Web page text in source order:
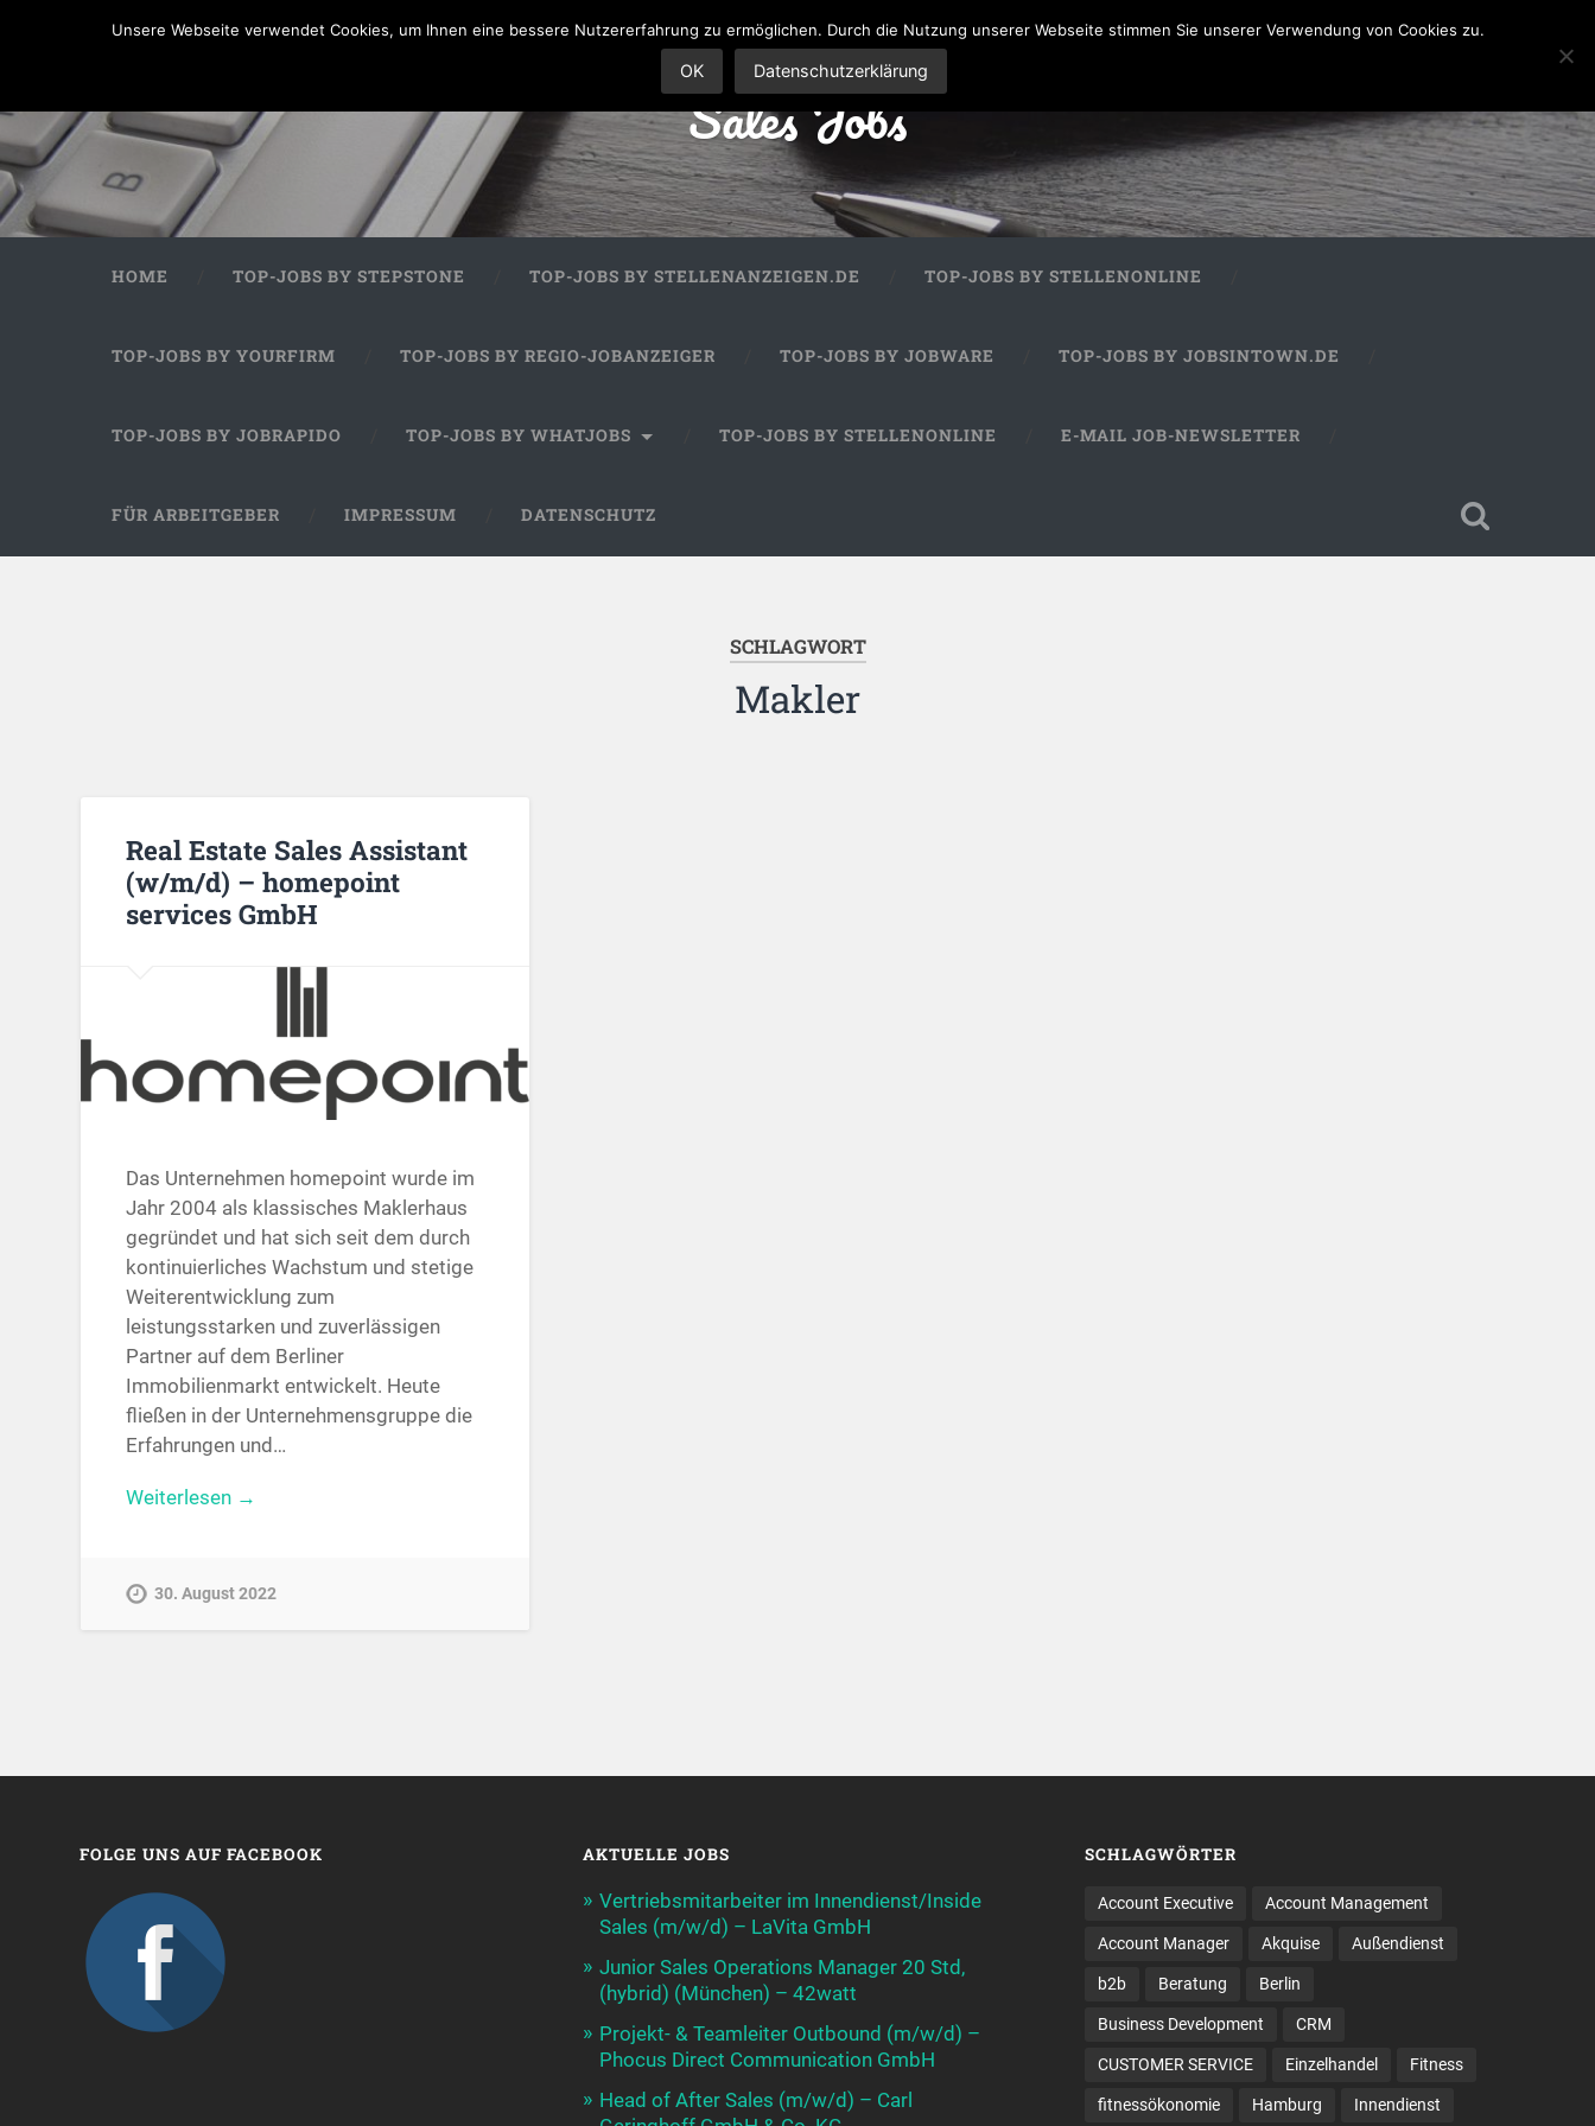
Sales Jobs
HOME TOP-JOBS BY STEPSTONE TOP-JOBS BY STELLENANZEIGEN.DE TOP-JOBS BY STELLENONLINE
TOP-JOBS BY YOURFIRM TOP-JOBS BY REGIO-JOBANZEIGER TOP-JOBS BY JOBWARE TOP-JOBS BY JOBSINTOWN.DE
TOP-JOBS BY JOBRAPIDO TOP-JOBS BY WHATJOBS TOP-JOBS BY STELLENONLINE E-MAIL JOB-NEWSLETTER
FÜR ARBEITGEBER IMPRESSUM DATENSCHUTZ
SCHLAGWORT
Makler
Real Estate Sales Assistant
(w/m/d) – homepoint
services GmbH
Das Unternehmen homepoint wurde im
Jahr 2004 als klassisches Maklerhaus
gegründet und hat sich seit dem durch
kontinuierliches Wachstum und stetige
Weiterentwicklung zum
leistungsstarken und zuverlässigen
Partner auf dem Berliner
Immobilienmarkt entwickelt. Heute
fließen in der Unternehmensgruppe die
Erfahrungen und…
Weiterlesen →
30. August 2022
FOLGE UNS AUF FACEBOOK AKTUELLE JOBS
Vertriebsmitarbeiter im Innendienst/Inside
Sales (m/w/d) – LaVita GmbH
Junior Sales Operations Manager 20 Std,
(hybrid) (München) – 42watt
Projekt- & Teamleiter Outbound (m/w/d) –
Phocus Direct Communication GmbH
Head of After Sales (m/w/d) – Carl
SCHLAGWÖRTER
Account Executive Account Management
Account Manager Akquise Außendienst
b2b Beratung Berlin
Business Development CRM
CUSTOMER SERVICE Einzelhandel Fitness
fitnessökonomie Hamburg Innendienst
Unsere Webseite verwendet Cookies, um Ihnen eine bessere Nutzererfahrung zu ermöglichen. Durch die Nutzung unserer Webseite stimmen Sie unserer Verwendung von Cookies zu.
OK Datenschutzerklärung